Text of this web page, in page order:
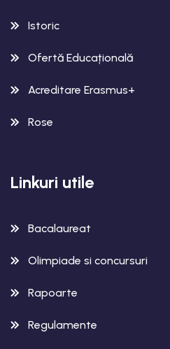
Istoric
Ofertă Educațională
Acreditare Erasmus+
Rose
Linkuri utile
Bacalaureat
Olimpiade si concursuri
Rapoarte
Regulamente